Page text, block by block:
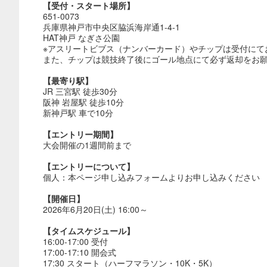
【受付・スタート場所】
651-0073
兵庫県神戸市中央区脇浜海岸通1-4-1
HAT神戸 なぎさ公園
※アスリートビブス（ナンバーカード）やチップは受付にて
また、チップは競技終了後にゴール地点にて必ず返却をお願
【最寄り駅】
JR 三宮駅 徒歩30分
阪神 岩屋駅 徒歩10分
新神戸駅 車で10分
【エントリー期間】
大会開催の1週間前まで
【エントリーについて】
個人：本ページ申し込みフォームよりお申し込みください
【開催日】
2026年6月20日(土) 16:00～
【タイムスケジュール】
16:00-17:00 受付
17:00-17:10 開会式
17:30 スタート（ハーフマラソン・10K・5K）